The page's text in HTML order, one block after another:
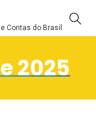
Contas do Brasil
2025